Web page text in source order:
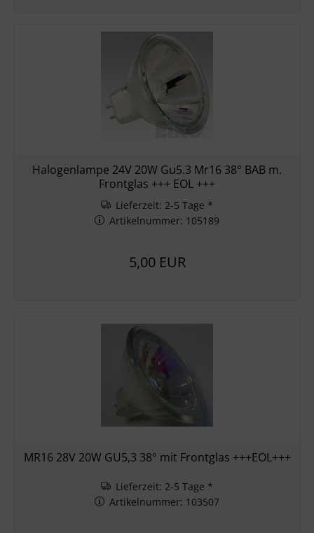
Halogenlampe 24V 20W Gu5.3 Mr16 38° BAB m.
Frontglas +++ EOL +++
Lieferzeit: 2-5 Tage *
Artikelnummer: 105189
5,00 EUR
MR16 28V 20W GU5,3 38° mit Frontglas +++EOL+++
Lieferzeit: 2-5 Tage *
Artikelnummer: 103507